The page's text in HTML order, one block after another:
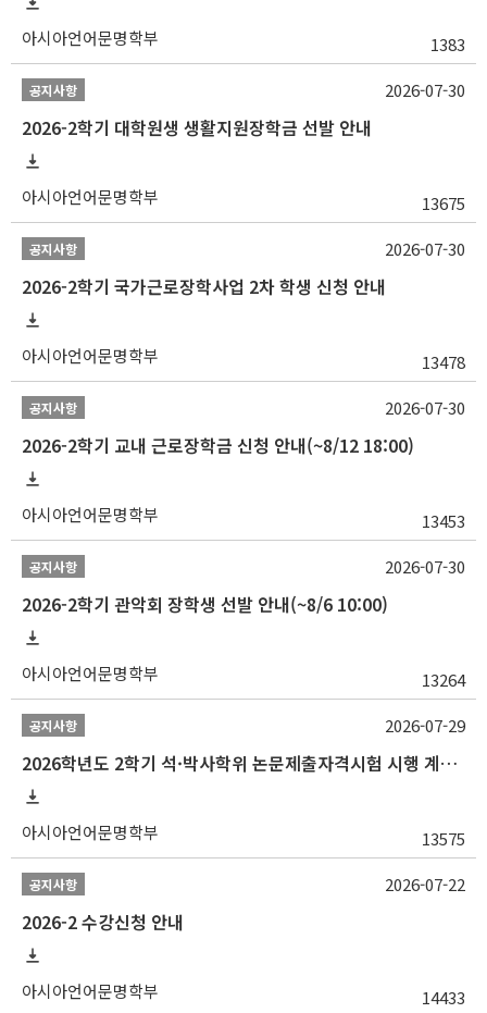
아시아언어문명학부 1383
공지사항
2026-2학기 대학원생 생활지원장학금 선발 안내
아시아언어문명학부 13675
2026-07-30
공지사항
2026-2학기 국가근로장학사업 2차 학생 신청 안내
아시아언어문명학부 13478
2026-07-30
공지사항
2026-2학기 교내 근로장학금 신청 안내(~8/12 18:00)
아시아언어문명학부 13453
2026-07-30
공지사항
2026-2학기 관악회 장학생 선발 안내(~8/6 10:00)
아시아언어문명학부 13264
2026-07-30
공지사항
2026학년도 2학기 석·박사학위 논문제출자격시험 시행 계획 공고
아시아언어문명학부 13575
2026-07-29
공지사항
2026-2 수강신청 안내
아시아언어문명학부 14433
2026-07-22